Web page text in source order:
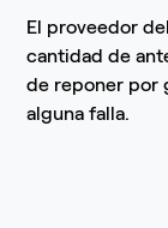
El proveedor
cantidad de
de reponer por
alguna falla.